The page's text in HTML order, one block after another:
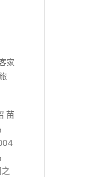
家
苗